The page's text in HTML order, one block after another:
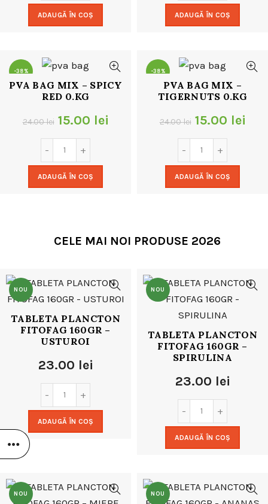
fost:
ADAUGĂ ÎN COȘ
fost:
ADAUGĂ ÎN COȘ
-38%
PVA BAG MIX – SPICY
RED 0.KG
24.00lei Prețul
inițial
a
fost:
15.00 lei
ADAUGĂ ÎN COȘ
-38%
PVA BAG MIX –
TIGERNUTS 0.KG
24.00lei Prețul
inițial
a
fost:
15.00 lei
ADAUGĂ ÎN COȘ
CELE MAI NOI PRODUSE 2026
NOU
TABLETA PLANCTON
FITOFAG 160GR –
USTUROI
23.00 lei
ADAUGĂ ÎN COȘ
NOU
TABLETA PLANCTON
FITOFAG 160GR –
SPIRULINA
23.00 lei
ADAUGĂ ÎN COȘ
NOU NOU